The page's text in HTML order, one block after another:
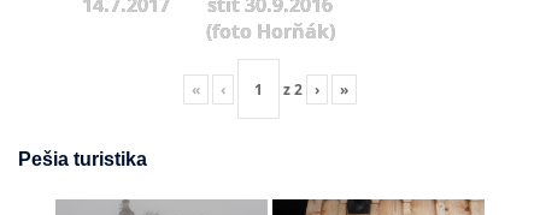
(foto Horňák)
« ‹ z2 › »
Pešia turistika